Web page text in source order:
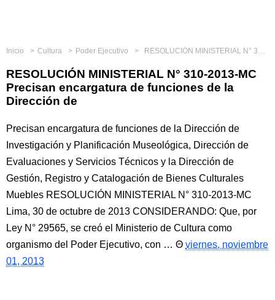
Inicio Cultura Poder Ejecutivo RESOLUCIÓN MINISTERIAL N° 310-2013-MC Precisan encargatura de funciones de la Dirección de
RESOLUCIÓN MINISTERIAL N° 310-2013-MC
Precisan encargatura de funciones de la
Dirección de
Precisan encargatura de funciones de la Dirección de
Investigación y Planificación Museológica, Dirección de
Evaluaciones y Servicios Técnicos y la Dirección de
Gestión, Registro y Catalogación de Bienes Culturales
Muebles RESOLUCIÓN MINISTERIAL N° 310-2013-MC
Lima, 30 de octubre de 2013 CONSIDERANDO: Que, por
Ley N° 29565, se creó el Ministerio de Cultura como
organismo del Poder Ejecutivo, con …
viernes, noviembre
01, 2013